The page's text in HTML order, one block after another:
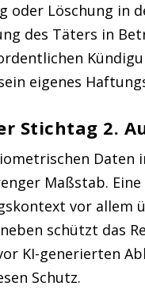
Löschung in
des Täters in
eigenes
Stichtag 2.
Daten
Maßstab.
vor allem
schützt das
KI-generierten
Schutz.